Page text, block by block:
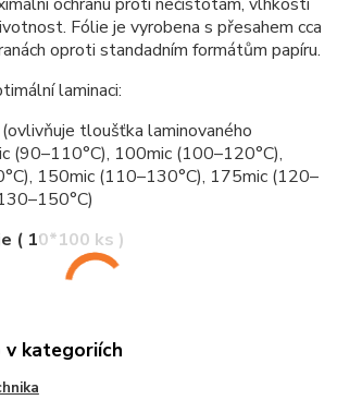
ochranu proti nečistotám, vlhkosti
Fólie je vyrobena s přesahem cca
oproti standadním formátům papíru.
laminaci:
tloušťka laminovaného
(90–110°C), 100mic (100–120°C),
150mic (110–130°C), 175mic (120–
( 10*100 ks )
v kategoriích